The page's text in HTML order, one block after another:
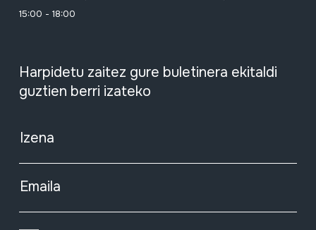
15:00 - 18:00
Harpidetu zaitez gure buletinera ekitaldi
guztien berri izateko
Izena
Emaila